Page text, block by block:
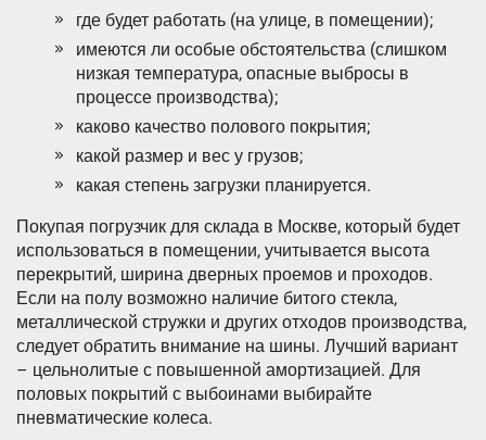
где будет работать (на улице, в помещении);
имеются ли особые обстоятельства (слишком
низкая температура, опасные выбросы в
процессе производства);
каково качество полового покрытия;
какой размер и вес у грузов;
какая степень загрузки планируется.
Покупая погрузчик для склада в Москве, который будет
использоваться в помещении, учитывается высота
перекрытий, ширина дверных проемов и проходов.
Если на полу возможно наличие битого стекла,
металлической стружки и других отходов производства,
следует обратить внимание на шины. Лучший вариант
– цельнолитые с повышенной амортизацией. Для
половых покрытий с выбоинами выбирайте
пневматические колеса.